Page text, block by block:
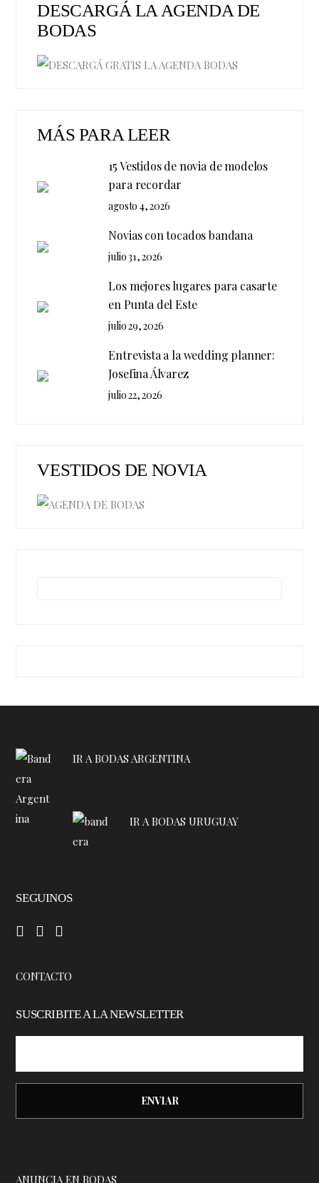
DESCARGÁ LA AGENDA DE
BODAS
MÁS PARA LEER
15 Vestidos de novia de modelos
para recordar
agosto 4, 2026
Novias con tocados bandana
julio 31, 2026
Los mejores lugares para casarte
en Punta del Este
julio 29, 2026
Entrevista a la wedding planner:
Josefina Álvarez
julio 22, 2026
VESTIDOS DE NOVIA
IR A BODAS ARGENTINA
IR A BODAS URUGUAY
SEGUINOS
CONTACTO
SUSCRIBITE A LA NEWSLETTER
ANUNCIA EN BODAS